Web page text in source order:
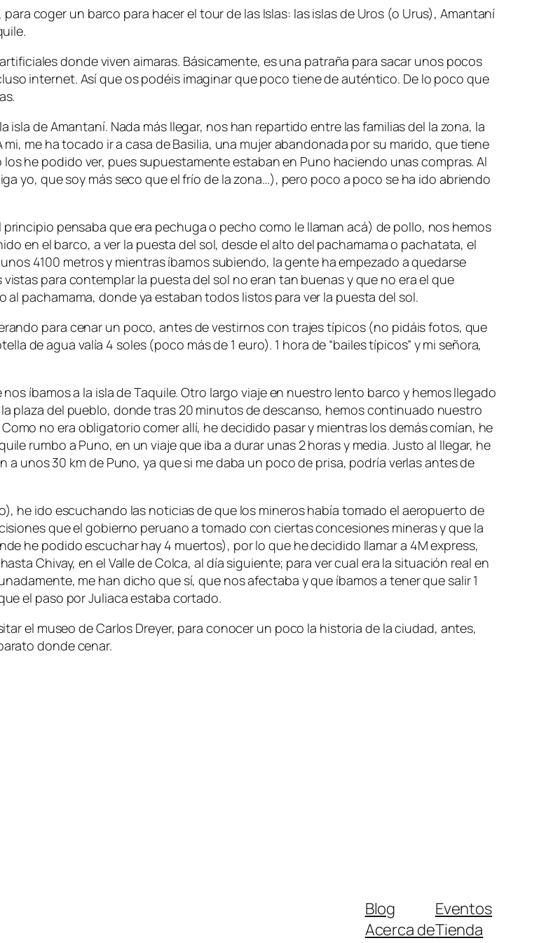
coger un barco para hacer el tour de las Islas: las islas de Uros (o Urus), Amantaní
donde viven aimaras. Básicamente, es una patraña para sacar unos pocos
internet. Así que os podéis imaginar que poco tiene de auténtico. De lo poco que
de Amantaní. Nada más llegar, nos han repartido entre las familias del la zona, la
me ha tocado ir a casa de Basilia, una mujer abandonada por su marido, que tiene
he podido ver, pues supuestamente estaban en Puno haciendo unas compras. Al
yo, que soy más seco que el frío de la zona…), pero poco a poco se ha ido abriendo
pensaba que era pechuga o pecho como le llaman acá) de pollo, nos hemos
en el barco, a ver la puesta del sol, desde el alto del pachamama o pachatata, el
4100 metros y mientras íbamos subiendo, la gente ha empezado a quedarse
para contemplar la puesta del sol no eran tan buenas y que no era el que
al pachamama, donde ya estaban todos listos para ver la puesta del sol.
para cenar un poco, antes de vestirnos con trajes típicos (no pidáis fotos, que
de agua valía 4 soles (poco más de 1 euro). 1 hora de “bailes típicos” y mi señora,
íbamos a la isla de Taquile. Otro largo viaje en nuestro lento barco y hemos llegado
plaza del pueblo, donde tras 20 minutos de descanso, hemos continuado nuestro
no era obligatorio comer allí, he decidido pasar y mientras los demás comían, he
rumbo a Puno, en un viaje que iba a durar unas 2 horas y media. Justo al llegar, he
unos 30 km de Puno, ya que si me daba un poco de prisa, podría verlas antes de
he ido escuchando las noticias de que los mineros había tomado el aeropuerto de
que el gobierno peruano a tomado con ciertas concesiones mineras y que la
he podido escuchar hay 4 muertos), por lo que he decidido llamar a 4M express,
Chivay, en el Valle de Colca, al día siguiente; para ver cual era la situación real en
me han dicho que sí, que nos afectaba y que íbamos a tener que salir 1
el paso por Juliaca estaba cortado.
el museo de Carlos Dreyer, para conocer un poco la historia de la ciudad, antes,
donde cenar.
Blog
Acerca de
Eventos
Tienda